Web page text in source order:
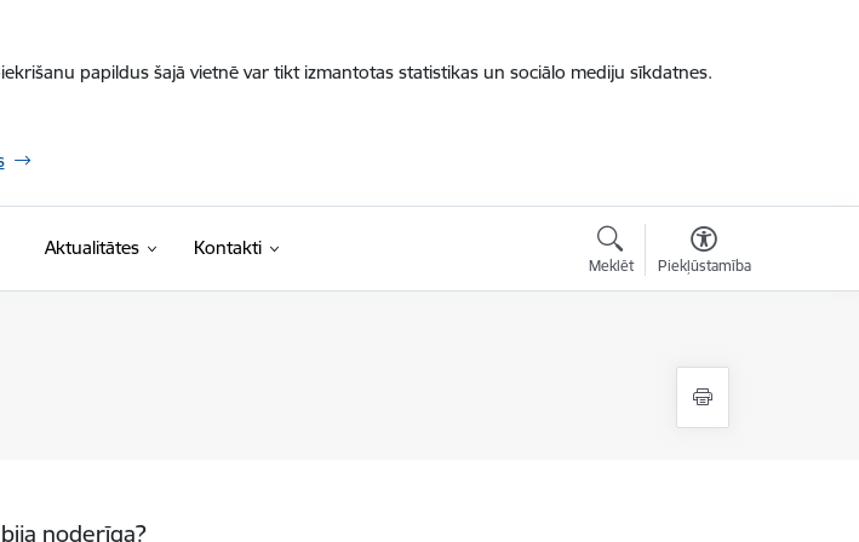
papildus šajā vietnē var tikt izmantotas statistikas un sociālo mediju sīkdatnes.
Aktualitātes Kontakti
Meklēt Piekļūstamība
noderīga?